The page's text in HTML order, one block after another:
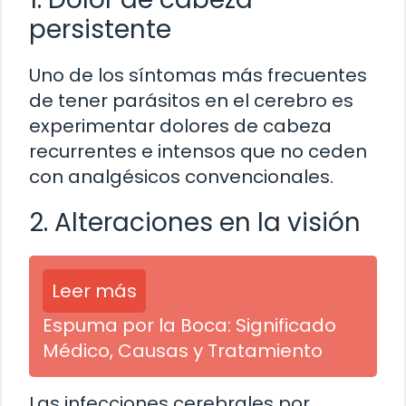
persistente
Uno de los síntomas más frecuentes
de tener parásitos en el cerebro es
experimentar dolores de cabeza
recurrentes e intensos que no ceden
con analgésicos convencionales.
2. Alteraciones en la visión
Leer más
Espuma por la Boca: Significado
Médico, Causas y Tratamiento